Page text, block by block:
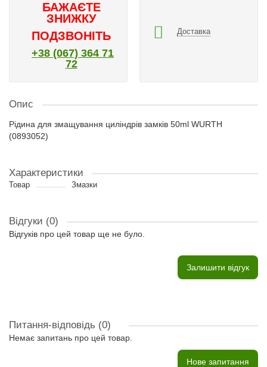
БАЖАЄТЕ
ЗНИЖКУ
ПОДЗВОНІТЬ
+38 (067) 364 71
72
Доставка
Опис
Рідина для змащування циліндрів замків 50ml WURTH
(0893052)
Характеристики
Товар Змазки
Відгуки (0)
Відгуків про цей товар ще не було.
Залишити відгук
Питання-відповідь (0)
Немає запитань про цей товар.
Нове запитання